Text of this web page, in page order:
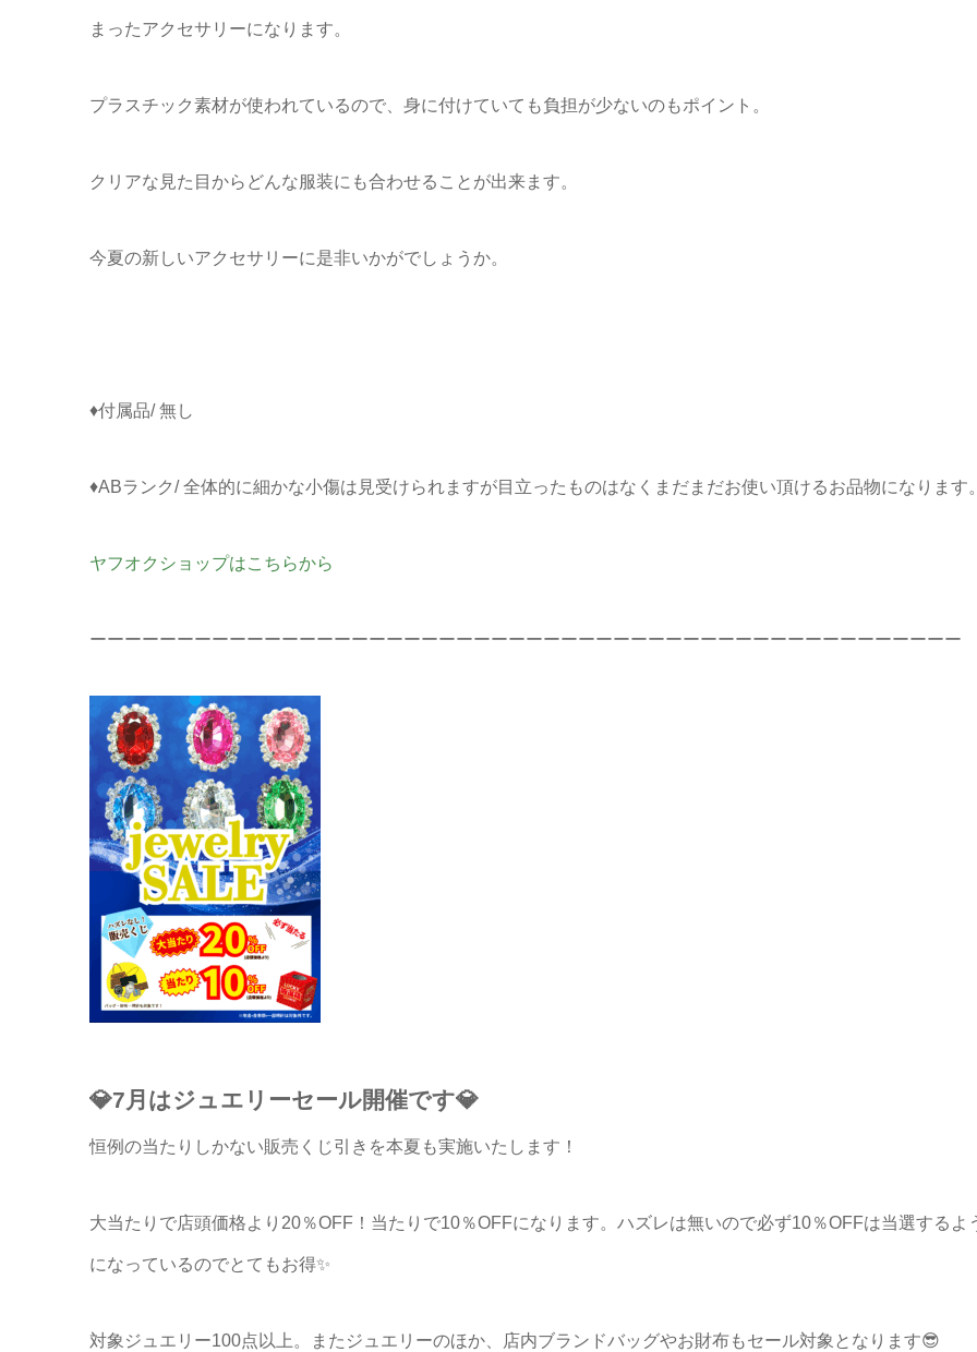
まったアクセサリーになります。
プラスチック素材が使われているので、身に付けていても負担が少ないのもポイント。
クリアな見た目からどんな服装にも合わせることが出来ます。
今夏の新しいアクセサリーに是非いかがでしょうか。
♦付属品/ 無し
♦ABランク/ 全体的に細かな小傷は見受けられますが目立ったものはなくまだまだお使い頂けるお品物になります
ヤフオクショップはこちらから
ーーーーーーーーーーーーーーーーーーーーーーーーーーーーーーーーーーーーーーーーーーーーーーーーーー
💎7月はジュエリーセール開催です💎
恒例の当たりしかない販売くじ引きを本夏も実施いたします！
大当たりで店頭価格より20％OFF！当たりで10％OFFになります。ハズレは無いので必ず10％OFFは当選するよ
になっているのでとてもお得✨
対象ジュエリー100点以上。またジュエリーのほか、店内ブランドバッグやお財布もセール対象となります😎